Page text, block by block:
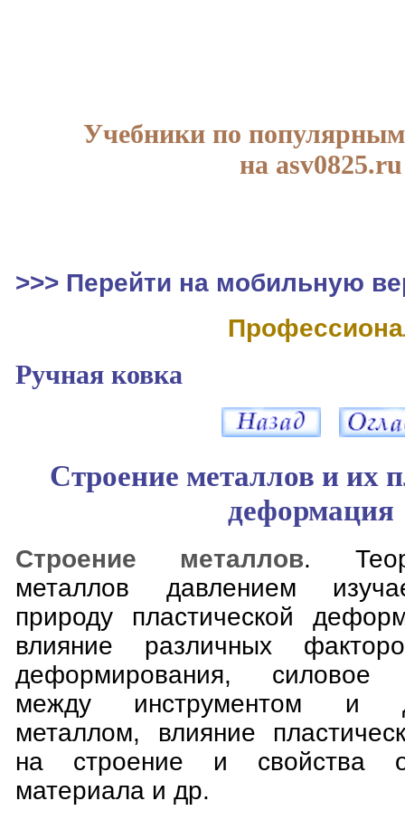
Учебники по
на asv0825.ru
>>> Перейти на мобильную
Ручная ковка
Строение металлов и их
деформация
Строение металлов.
металлов давлением
природу пластической
влияние различных
деформирования, силовое
между инструментом и
металлом, влияние
на строение и свойства
материала и др.